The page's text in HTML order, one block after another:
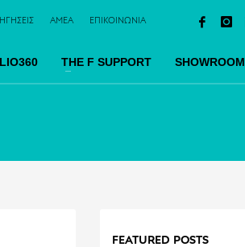
AMEA ΕΠΙΚΟΙΝΩΝΙΑ
TΗΕ F SUPPORT SHOWROOM
FEATURED POSTS